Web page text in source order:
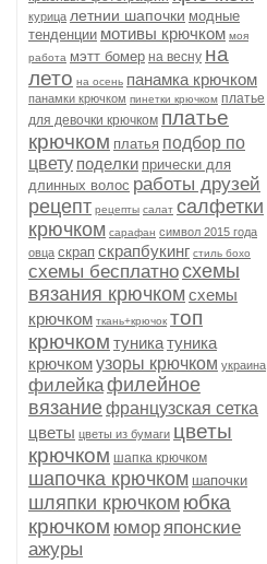
курица летнии шапочки модные
тенденции мотивы крючком моя
работа мэтт бомер на весну на
лето на осень панамка крючком
панамки крючком пинетки крючком платье
для девочки крючком платье
крючком платья подбор по
цвету поделки прически для
длинных волос работы друзей
рецепт рецепты салат салфетки
крючком сарафан символ 2015 года
овца скрап скрапбукинг стиль бохо
схемы бесплатносхемы
вязания крючком схемы
крючком ткань+крючок топ
крючком туникатуника
крючкомузоры крючком украина
филейкафилейное
вязаниефранцузская сетка
цветы цветы из бумаги цветы
крючком шапка крючком
шапочка крючком шапочки
шляпки крючком юбка
крючком юморяпонские
ажуры